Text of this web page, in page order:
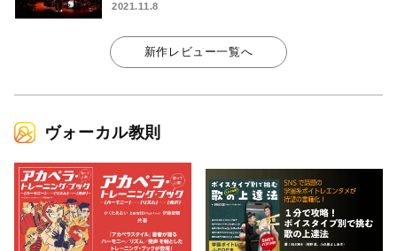
2021.11.8
新作レビュー一覧へ
ヴォーカル教則